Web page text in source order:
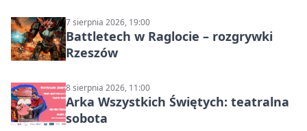
7 sierpnia 2026, 19:00
Battletech w Raglocie – rozgrywki
Rzeszów
8 sierpnia 2026, 11:00
Arka Wszystkich Świętych: teatralna
sobota